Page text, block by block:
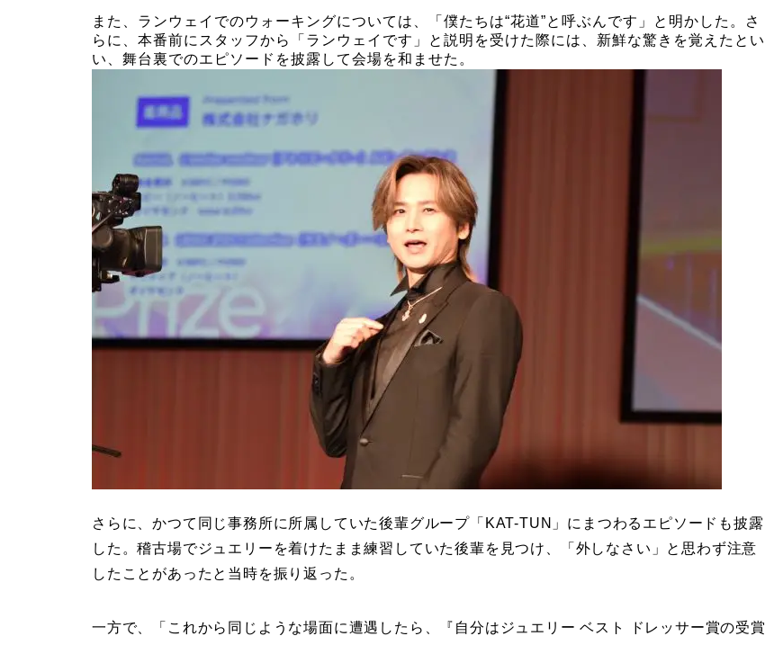
また、ランウェイでのウォーキングについては、「僕たちは“花道”と呼ぶんです」と明かした。さ
らに、本番前にスタッフから「ランウェイです」と説明を受けた際には、新鮮な驚きを覚えたとい
い、舞台裏でのエピソードを披露して会場を和ませた。
さらに、かつて同じ事務所に所属していた後輩グループ「KAT-TUN」にまつわるエピソードも披露
した。稽古場でジュエリーを着けたまま練習していた後輩を見つけ、「外しなさい」と思わず注意
したことがあったと当時を振り返った。
一方で、「これから同じような場面に遭遇したら、『自分はジュエリー ベスト ドレッサー賞の受賞